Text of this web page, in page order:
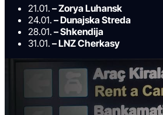
21.01. – Zorya Luhansk
24.01. – Dunajska Streda
28.01. – Shkendija
31.01. – LNZ Cherkasy